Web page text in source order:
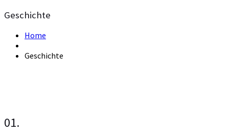
Geschichte
Home
Geschichte
01.